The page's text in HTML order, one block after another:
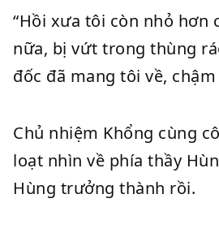
“Hồi xưa tôi còn nhỏ hơn
nữa, bị vứt trong thùng
đốc đã mang tôi về,
Chủ nhiệm Khổng cùng
loạt nhìn về phía thầy
Hùng trưởng thành rồi.